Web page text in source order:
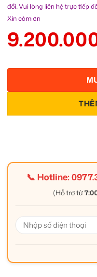
đổi. Vui lòng liên hệ trực tiếp
Xin cảm ơn
📞 Hotline:
(Hỗ trợ từ